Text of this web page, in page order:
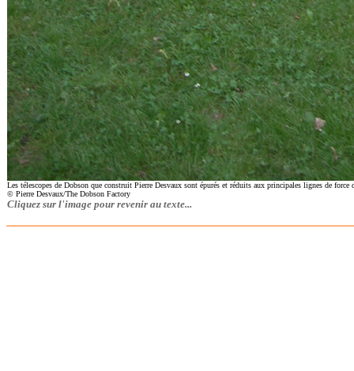
Les télescopes de Dobson que construit Pierre Desvaux sont épurés et réduits aux principales lignes de force
© Pierre Desvaux/The Dobson Factory
Cliquez sur l'image pour revenir au texte...